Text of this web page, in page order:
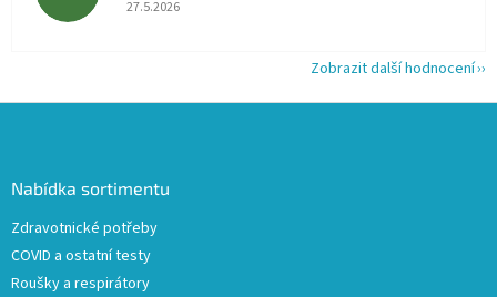
27.5.2026
Zobrazit další hodnocení
Nabídka sortimentu
Zdravotnické potřeby
COVID a ostatní testy
Roušky a respirátory